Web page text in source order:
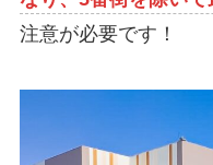
注意が必要です！